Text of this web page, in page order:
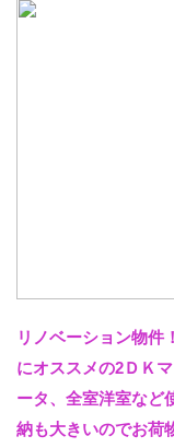
リノベーション物件
にオススメの2ＤＫ
ータ、全室洋室など
納も大きいのでお荷